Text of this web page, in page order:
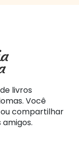
livros
Você
compartilhar